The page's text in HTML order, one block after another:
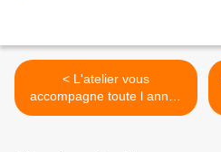
< L'atelier vous
accompagne toute l année
dans votre épanouissement